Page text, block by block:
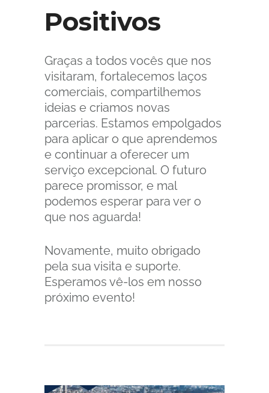
Positivos
Graças a todos vocês que nos
visitaram, fortalecemos laços
comerciais, compartilhemos
ideias e criamos novas
parcerias. Estamos empolgados
para aplicar o que aprendemos
e continuar a oferecer um
serviço excepcional. O futuro
parece promissor, e mal
podemos esperar para ver o
que nos aguarda!
Novamente, muito obrigado
pela sua visita e suporte.
Esperamos vê-los em nosso
próximo evento!